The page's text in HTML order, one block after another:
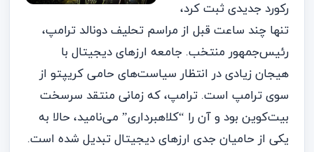
رکورد جدیدی ثبت کرد،
تنها چند ساعت قبل از مراسم تحلیف دونالد ترامپ،
رئیس‌جمهور منتخب. جامعه ارزهای دیجیتال با
هیجان زیادی در انتظار سیاست‌های حامی کریپتو از
سوی ترامپ است. ترامپ، که زمانی منتقد سرسخت
بیت‌کوین بود و آن را “کلاهبرداری” می‌نامید، حالا به
یکی از حامیان جدی ارزهای دیجیتال تبدیل شده است.